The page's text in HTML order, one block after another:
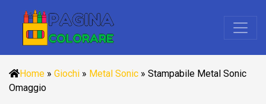
Home » Giochi » Metal Sonic » Stampabile Metal Sonic
Omaggio